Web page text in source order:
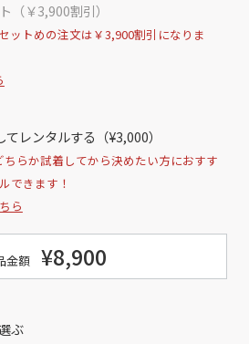
（￥3,900割引）
ットめの注文は￥3,900割引になりま
レンタルする（¥3,000）
らか試着してから決めたい方におすす
できます！
ら
金額 ¥8,900
ぶ